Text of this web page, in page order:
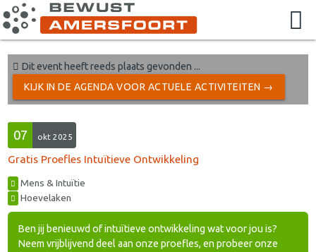
Dit event heeft reeds plaats gevonden ...
KIJK IN DE AGENDA VOOR ACTUELE ACTIVITEITEN →
07 okt 2025
Gratis Proefles Intuïtieve Ontwikkeling
Mens & Intuïtie
Hoevelaken
Ben jij benieuwd of intuïtieve ontwikkeling wat voor jou is?
Neem vrijblijvend deel aan onze proefles, en probeer onze